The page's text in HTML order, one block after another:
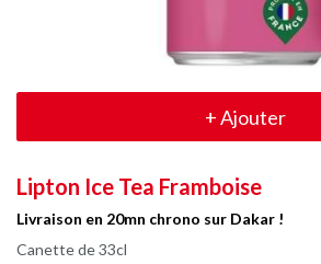
+Ajouter
Lipton Ice Tea Framboise
Livraison en 20mn chrono sur Dakar !
Canette de 33cl